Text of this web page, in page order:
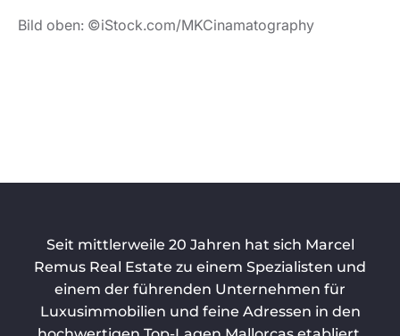
Bild oben: ©iStock.com/MKCinamatography
Seit mittlerweile 20 Jahren hat sich Marcel
Remus Real Estate zu einem Spezialisten und
einem der führenden Unternehmen für
Luxusimmobilien und feine Adressen in den